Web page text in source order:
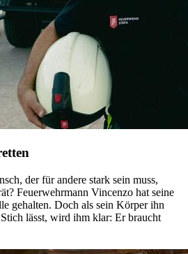
der für andere stark sein muss,
Feuerwehrmann Vincenzo hat seine
gehalten. Doch als sein Körper ihn
lässt, wird ihm klar: Er braucht